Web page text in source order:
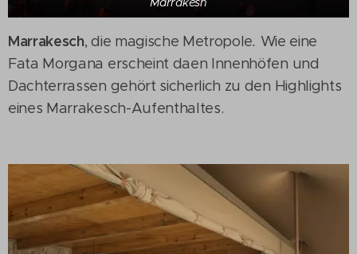
Marrakesch, die magische Metropole. Wie eine
Fata Morgana erscheint daen Innenhöfen und
Dachterrassen gehört sicherlich zu den Highlights
eines Marrakesch-Aufenthaltes.